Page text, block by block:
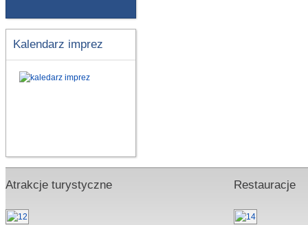
Kalendarz imprez
Atrakcje turystyczne Restauracje